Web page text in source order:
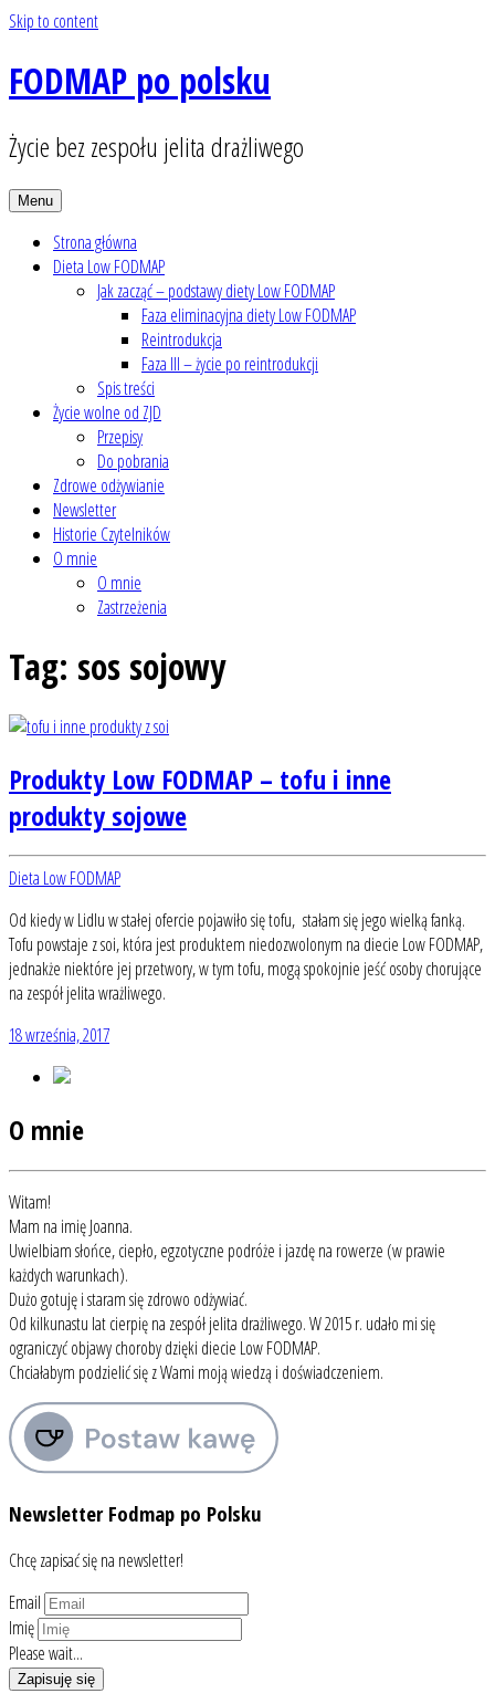
Skip to content
FODMAP po polsku
Życie bez zespołu jelita drażliwego
Menu
Strona główna
Dieta Low FODMAP
Jak zacząć – podstawy diety Low FODMAP
Faza eliminacyjna diety Low FODMAP
Reintrodukcja
Faza III – życie po reintrodukcji
Spis treści
Życie wolne od ZJD
Przepisy
Do pobrania
Zdrowe odżywianie
Newsletter
Historie Czytelników
O mnie
O mnie
Zastrzeżenia
Tag: sos sojowy
Produkty Low FODMAP – tofu i inne
produkty sojowe
Dieta Low FODMAP
Od kiedy w Lidlu w stałej ofercie pojawiło się tofu, stałam się jego wielką fanką.
Tofu powstaje z soi, która jest produktem niedozwolonym na diecie Low FODMAP,
jednakże niektóre jej przetwory, w tym tofu, mogą spokojnie jeść osoby chorujące
na zespół jelita wrażliwego.
18 września, 2017
O mnie
Witam!
Mam na imię Joanna.
Uwielbiam słońce, ciepło, egzotyczne podróże i jazdę na rowerze (w prawie
każdych warunkach).
Dużo gotuję i staram się zdrowo odżywiać.
Od kilkunastu lat cierpię na zespół jelita drażliwego. W 2015 r. udało mi się
ograniczyć objawy choroby dzięki diecie Low FODMAP.
Chciałabym podzielić się z Wami moją wiedzą i doświadczeniem.
Newsletter Fodmap po Polsku
Chcę zapisać się na newsletter!
Email
Imię
Please wait...
Zapisuję się